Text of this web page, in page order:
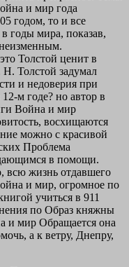
и мир года
годом, то и все
годы мира, показав,
неизменным.
Толстой ценит в
Толстой задумал
и недоверия при
м годе? но автор в
Война и мир
восхищаются
можно с красивой
Проблема
в помощи.
всю жизнь отдавшего
и мир, огромное по
учиться в 911
по Образ княжны
и мир Обращается она
а к ветру, Днепру,